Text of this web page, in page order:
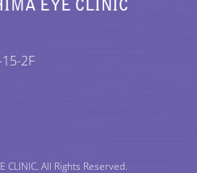
2F
CLINIC. All Rights Reserved.